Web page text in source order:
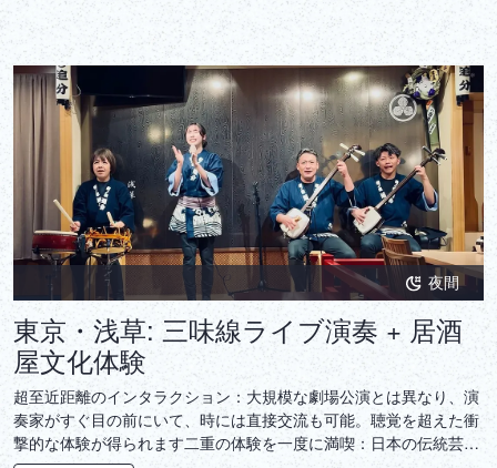
夜間
東京・浅草: 三味線ライブ演奏 + 居酒
屋文化体験
超至近距離のインタラクション：大規模な劇場公演とは異なり、演
奏家がすぐ目の前にいて、時には直接交流も可能。聴覚を超えた衝
撃的な体験が得られます二重の体験を一度に満喫：日本の伝統芸能